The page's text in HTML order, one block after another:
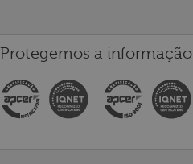
Protegemos a informação